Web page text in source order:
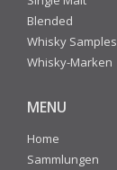
Blended
Whisky Samples
Whisky-Marken
MENU
Home
Sammlungen